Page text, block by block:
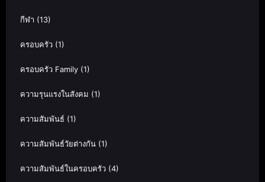
กีฬา (13)
ครอบครัว (1)
ครอบครัว Family (1)
ความรุนแรงในสังคม (1)
ความสัมพันธ์ (1)
ความสัมพันธ์วัยต่างกัน (1)
ความสัมพันธ์ในครอบครัว (4)